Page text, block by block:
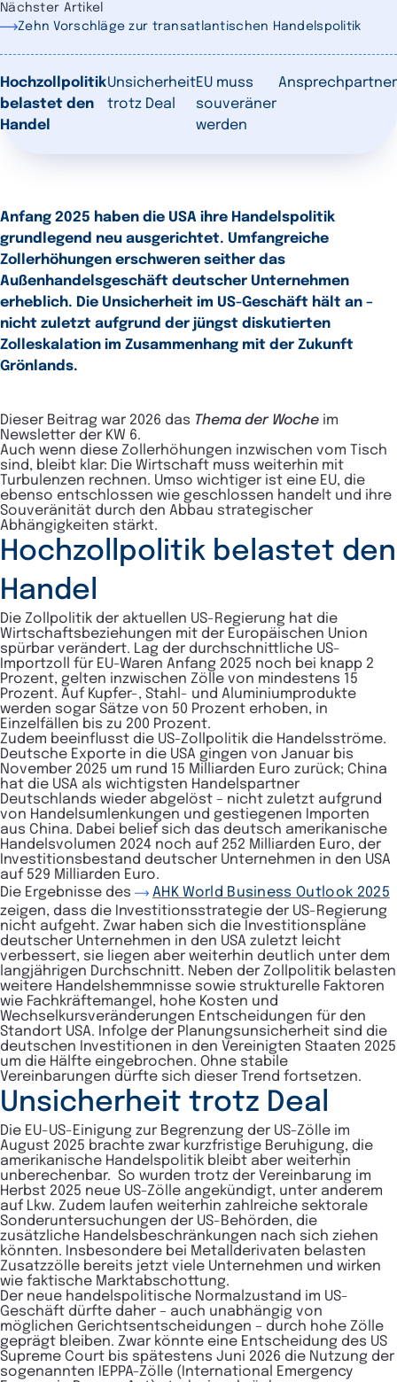
Nächster Artikel
Zehn Vorschläge zur transatlantischen Handelspolitik
Hochzollpolitik
belastet den
Handel
Unsicherheit
trotz Deal
EU muss
souveräner
werden
Ansprechpartner
Anfang 2025 haben die USA ihre Handelspolitik
grundlegend neu ausgerichtet. Umfangreiche
Zollerhöhungen erschweren seither das
Außenhandelsgeschäft deutscher Unternehmen
erheblich. Die Unsicherheit im US-Geschäft hält an –
nicht zuletzt aufgrund der jüngst diskutierten
Zolleskalation im Zusammenhang mit der Zukunft
Grönlands.
Dieser Beitrag war 2026 das Thema der Woche im
Newsletter der KW 6.
Auch wenn diese Zollerhöhungen inzwischen vom Tisch
sind, bleibt klar: Die Wirtschaft muss weiterhin mit
Turbulenzen rechnen. Umso wichtiger ist eine EU, die
ebenso entschlossen wie geschlossen handelt und ihre
Souveränität durch den Abbau strategischer
Abhängigkeiten stärkt.
Hochzollpolitik belastet den
Handel
Die Zollpolitik der aktuellen US-Regierung hat die
Wirtschaftsbeziehungen mit der Europäischen Union
spürbar verändert. Lag der durchschnittliche US-
Importzoll für EU-Waren Anfang 2025 noch bei knapp 2
Prozent, gelten inzwischen Zölle von mindestens 15
Prozent. Auf Kupfer-, Stahl- und Aluminiumprodukte
werden sogar Sätze von 50 Prozent erhoben, in
Einzelfällen bis zu 200 Prozent.
Zudem beeinflusst die US-Zollpolitik die Handelsströme.
Deutsche Exporte in die USA gingen von Januar bis
November 2025 um rund 15 Milliarden Euro zurück; China
hat die USA als wichtigsten Handelspartner
Deutschlands wieder abgelöst – nicht zuletzt aufgrund
von Handelsumlenkungen und gestiegenen Importen
aus China. Dabei belief sich das deutsch amerikanische
Handelsvolumen 2024 noch auf 252 Milliarden Euro, der
Investitionsbestand deutscher Unternehmen in den USA
auf 529 Milliarden Euro.
Die Ergebnisse des
AHK World Business Outlook 2025
zeigen, dass die Investitionsstrategie der US-Regierung
nicht aufgeht. Zwar haben sich die Investitionspläne
deutscher Unternehmen in den USA zuletzt leicht
verbessert, sie liegen aber weiterhin deutlich unter dem
langjährigen Durchschnitt. Neben der Zollpolitik belasten
weitere Handelshemmnisse sowie strukturelle Faktoren
wie Fachkräftemangel, hohe Kosten und
Wechselkursveränderungen Entscheidungen für den
Standort USA. Infolge der Planungsunsicherheit sind die
deutschen Investitionen in den Vereinigten Staaten 2025
um die Hälfte eingebrochen. Ohne stabile
Vereinbarungen dürfte sich dieser Trend fortsetzen.
Unsicherheit trotz Deal
Die EU-US-Einigung zur Begrenzung der US-Zölle im
August 2025 brachte zwar kurzfristige Beruhigung, die
amerikanische Handelspolitik bleibt aber weiterhin
unberechenbar. So wurden trotz der Vereinbarung im
Herbst 2025 neue US-Zölle angekündigt, unter anderem
auf Lkw. Zudem laufen weiterhin zahlreiche sektorale
Sonderuntersuchungen der US-Behörden, die
zusätzliche Handelsbeschränkungen nach sich ziehen
könnten. Insbesondere bei Metallderivaten belasten
Zusatzzölle bereits jetzt viele Unternehmen und wirken
wie faktische Marktabschottung.
Der neue handelspolitische Normalzustand im US-
Geschäft dürfte daher – auch unabhängig von
möglichen Gerichtsentscheidungen – durch hohe Zölle
geprägt bleiben. Zwar könnte eine Entscheidung des US
Supreme Court bis spätestens Juni 2026 die Nutzung der
sogenannten IEPPA-Zölle (International Emergency